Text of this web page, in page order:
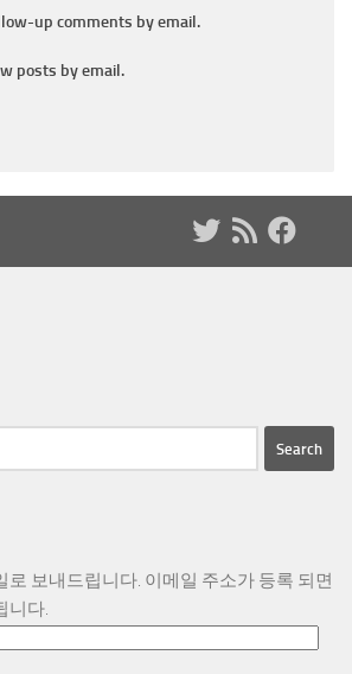
up comments by email.
posts by email.
로 보내드립니다. 이메일 주소가 등록 되면
니다.